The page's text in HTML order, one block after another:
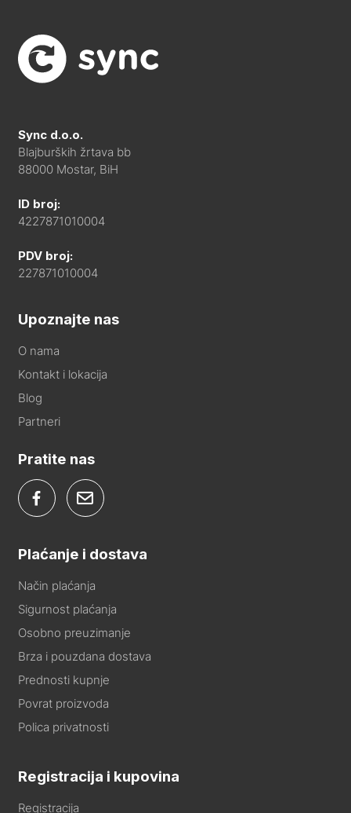
Sync d.o.o.
Blajburških žrtava bb
88000 Mostar, BiH
ID broj:
4227871010004
PDV broj:
227871010004
Upoznajte nas
O nama
Kontakt i lokacija
Blog
Partneri
Pratite nas
Plaćanje i dostava
Način plaćanja
Sigurnost plaćanja
Osobno preuzimanje
Brza i pouzdana dostava
Prednosti kupnje
Povrat proizvoda
Polica privatnosti
Registracija i kupovina
Registracija